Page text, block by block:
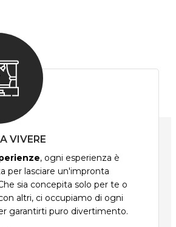
VIVERE
, ogni esperienza è
per lasciare un'impronta
sia concepita solo per te o
altri, ci occupiamo di ogni
garantirti puro divertimento.